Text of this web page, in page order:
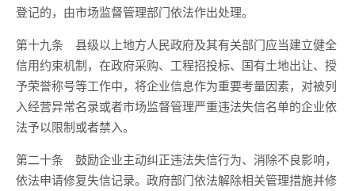
登记的，由市场监督管理部门依法作出处理。
第十九条 县级以上地方人民政府及其有关部门应当建立健全
信用约束机制，在政府采购、工程招投标、国有土地出让、授
予荣誉称号等工作中，将企业信息作为重要考量因素，对被列
入经营异常名录或者市场监督管理严重违法失信名单的企业依
法予以限制或者禁入。
第二十条 鼓励企业主动纠正违法失信行为、消除不良影响，
依法申请修复失信记录。政府部门依法解除相关管理措施并修